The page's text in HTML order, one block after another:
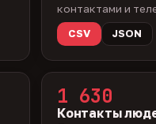
контактами и
CSV
JSON
1 630
Контакты